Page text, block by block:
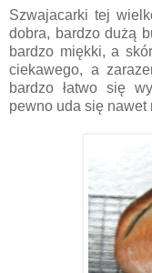
Szwajacarki tej
dobra, bardzo dużą
bardzo miękki, a
ciekawego, a
bardzo łatwo się
pewno uda się